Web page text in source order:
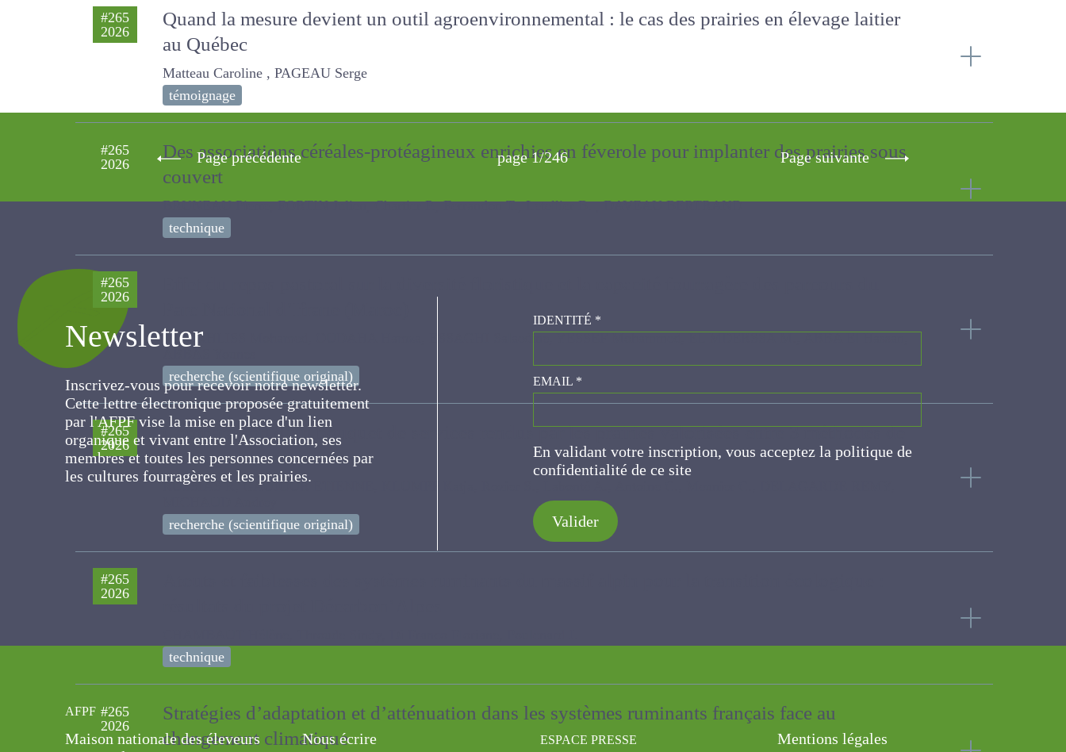
#265
2026
Quand la mesure devient un outil agroenvironnemental : le cas des prairies en élevage laitier
au Québec
Matteau Caroline , PAGEAU Serge
témoignage
#265
2026
Des associations céréales-protéagineux enrichies en féverole pour implanter des prairies
sous couvert
BRUNEAU Pierre, FORTIN Julien, Chartier P., Ferrandon T., Letellier B. , DAVEAU BERTRAND
technique
#265
2026
MOUKHLISS Mohamed, OUDAHA Hamza, ESSAGHI Salaedine, YESSEF Mohammed, EL MDERSSA M., ABBA El Hassan, ABBAS
recherche (scientifique original)
#265
2026
Comparaison d’un bouquet de services rendus par les prairies valorisées entre 3 méthodes
de pâturage contrastées
RUSSIAS R, GAUJOUR ETIENNE, KLUMPP Katja, Rozier S., Labonté A., Antoine C., Meunier C., DELAGARDE REMY, MICHAUD Audrey
recherche (scientifique original)
#265
2026
technique
2026
changement climatique
Page précédente page 1/246 Page suivante
Newsletter
Inscrivez-vous pour recevoir notre newsletter.
Cette lettre électronique proposée
gratuitement par l'AFPF vise la mise en place
d'un lien organique et vivant entre
l'Association, ses membres et toutes les
personnes concernées par les cultures
fourragères et les prairies.
IDENTITÉ*
EMAIL*
En validant votre inscription, vous acceptez la politique
de confidentialité de ce site
Valider
AFPF
Maison nationale des éleveurs
Nous écrire ESPACE PRESSE Mentions légales